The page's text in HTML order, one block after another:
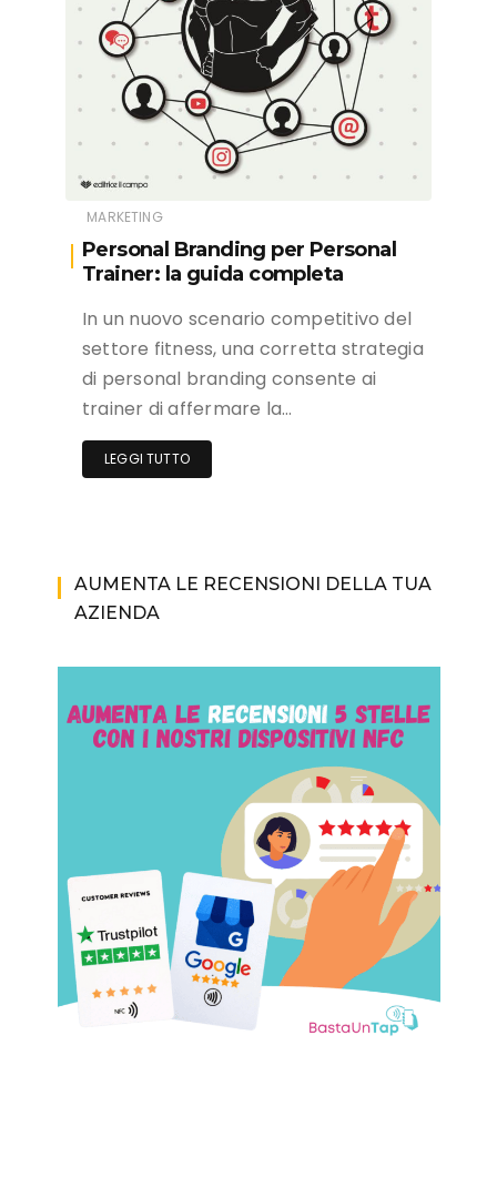
MARKETING
Personal Branding per Personal
Trainer: la guida completa
In un nuovo scenario competitivo del
settore fitness, una corretta strategia
di personal branding consente ai
trainer di affermare la…
LEGGI TUTTO
AUMENTA LE RECENSIONI DELLA TUA
AZIENDA